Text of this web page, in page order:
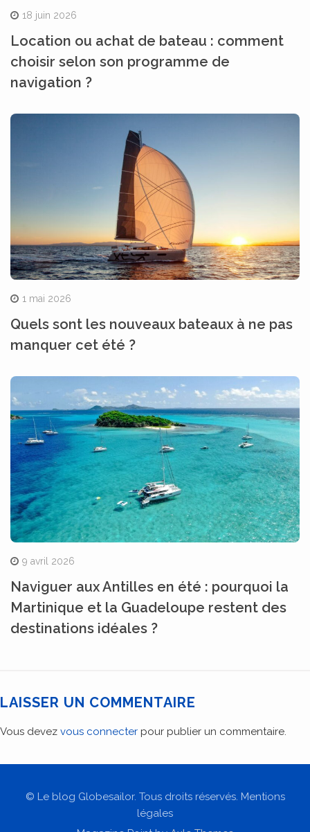
18 juin 2026
Location ou achat de bateau : comment
choisir selon son programme de
navigation ?
1 mai 2026
Quels sont les nouveaux bateaux à ne pas
manquer cet été ?
9 avril 2026
Naviguer aux Antilles en été : pourquoi la
Martinique et la Guadeloupe restent des
destinations idéales ?
LAISSER UN COMMENTAIRE
Vous devez vous connecter pour publier un commentaire.
© Le blog Globesailor. Tous droits réservés. Mentions
légales